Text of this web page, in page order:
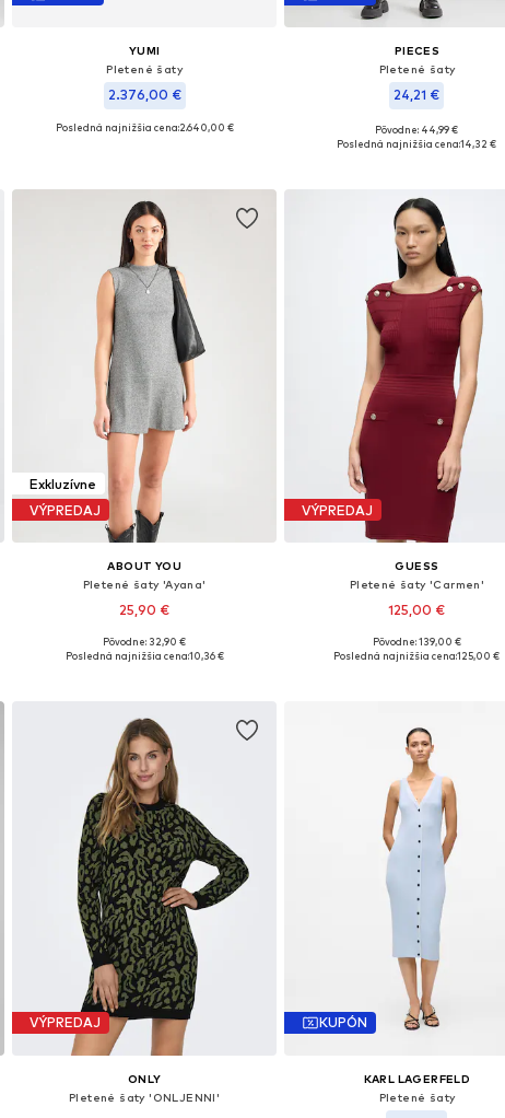
YUMI
Pletené šaty
2.376,00 €
Dostupné veľkosti: S, M, L
Posledná najnižšia cena:2.640,00 €
PIECES
Pletené šaty
24,21 €
Dostupné veľkosti: S, M, L, XL
Pôvodne: 44,99 €
Posledná najnižšia cena:14,32 €
Exkluzívne
VÝPREDAJ
ABOUT YOU
Pletené šaty 'Ayana'
25,90 €
Dostupné veľkosti: S, M, L
Pôvodne: 32,90 €
Posledná najnižšia cena:10,36 €
VÝPREDAJ
GUESS
Pletené šaty 'Carmen'
125,00 €
Dostupné veľkosti: XS, S, M, L, XL
Pôvodne: 139,00 €
Posledná najnižšia cena:125,00 €
VÝPREDAJ
ONLY
Pletené šaty 'ONLJENNI'
KUPÓN
KARL LAGERFELD
Pletené šaty